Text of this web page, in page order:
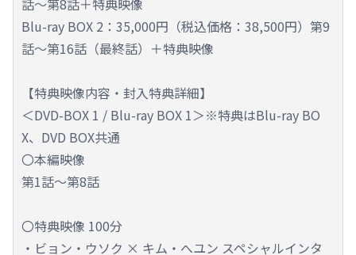
話～第8話＋特典映像
Blu-ray BOX 2：35,000円（税込価格：38,500円）第9
話～第16話（最終話）＋特典映像
【特典映像内容・封入特典詳細】
＜DVD-BOX 1 / Blu-ray BOX 1＞※特典はBlu-ray BO
X、DVD BOX共通
〇本編映像
第1話～第8話
〇特典映像 100分
・ビョン・ウソク × キム・へユン スペシャルインタ